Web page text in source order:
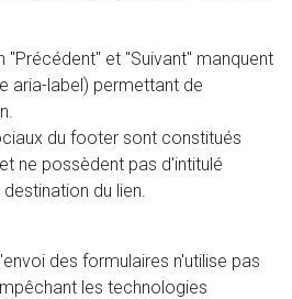
"Précédent" et "Suivant" manquent
aria-label) permettant de
du footer sont constitués
ne possèdent pas d'intitulé
du lien.
des formulaires n'utilise pas
les technologies